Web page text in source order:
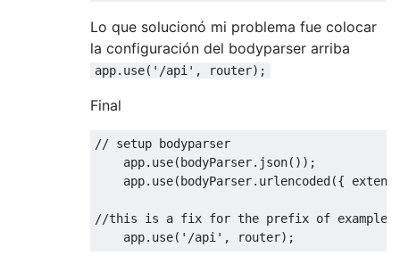
Lo que solucionó mi problema fue colocar
la configuración del bodyparser arriba
app.use('/api', router);
Final
// setup bodyparser
    app
. use(bodyParser. json());
    app
. use(bodyParser. urlencoded({
//this is a fix for the prefix of
    app
. use( '/api' , router);